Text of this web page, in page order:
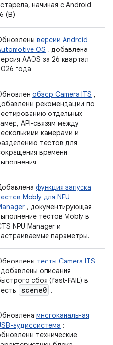
начиная с Android
(B).
версии Android
OS , добавлена ​​
AAOS за 26 квартал
года.
обзор Camera ITS ,
рекомендации по
отдельных
API-связям между
камерами и
тестов для
времени
​​функция запуска
Mobly для NPU
, документирующая
тестов Mobly в
NPU Manager и
параметры.
тесты Camera ITS
добавлены описания
сбоя (fast-FAIL) в
scene0 .
​​многоканальная
аудиосистема :
технические